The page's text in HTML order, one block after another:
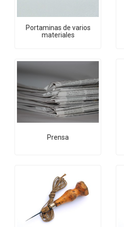
Portaminas de varios
materiales
Prensa